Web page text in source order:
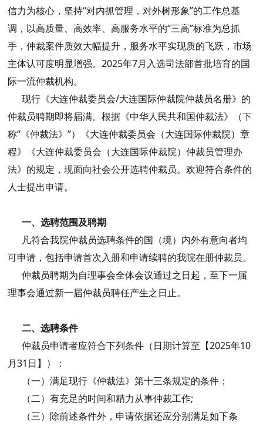
信力为核心，坚持“对内抓管理，对外树形象”的工作总基
调，以高质量、高效率、高服务水平的“三高”标准为总抓
手，仲裁案件质效大幅提升，服务水平实现质的飞跃，市场
主体认可度明显增强。2025年7月入选司法部首批培育的国
际一流仲裁机构。
现行《大连仲裁委员会/大连国际仲裁院仲裁员名册》的
仲裁员聘期即将届满。根据《中华人民共和国仲裁法》（下
称“《仲裁法》”）《大连仲裁委员会（大连国际仲裁院）章
程》《大连仲裁委员会（大连国际仲裁院）仲裁员管理办
法》的规定，现面向社会公开选聘仲裁员。欢迎符合条件的
人士提出申请。
一、选聘范围及聘期
凡符合我院仲裁员选聘条件的国（境）内外有意向者均
可申请，包括申请首次入册和申请续聘的我院在册仲裁员。
仲裁员聘期为自理事会全体会议通过之日起，至下一届
理事会通过新一届仲裁员聘任产生之日止。
二、选聘条件
仲裁员申请者应符合下列条件（日期计算至【2025年10
月31日】）：
（一）满足现行《仲裁法》第十三条规定的条件；
（二）有充足的时间和精力从事仲裁工作;
（三）除前述条件外，申请依据还应分别满足如下条